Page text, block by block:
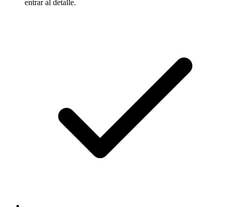
entrar al detalle.